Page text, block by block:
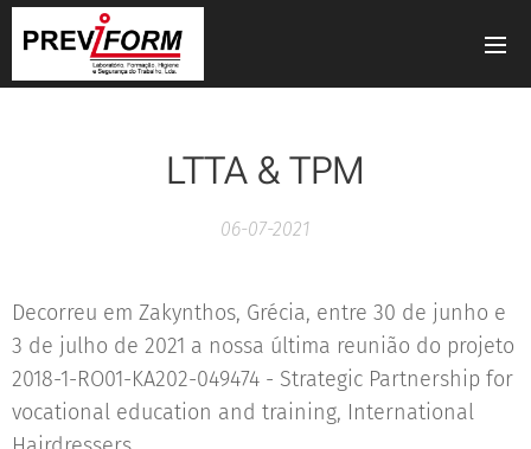
LTTA & TPM
06-07-2021
Decorreu em Zakynthos, Grécia, entre 30 de junho e
3 de julho de 2021 a nossa última reunião do projeto
2018-1-RO01-KA202-049474 - Strategic Partnership for
vocational education and training, International